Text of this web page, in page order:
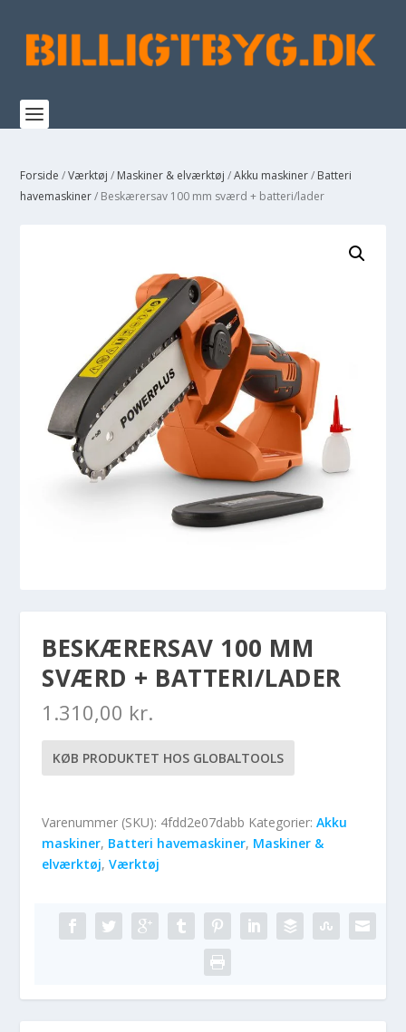
Forside /Værktøj / Maskiner & elværktøj /Akku maskiner/ Batteri
havemaskiner/ Beskærersav 100 mm sværd + batteri/lader
BESKÆRERSAV 100 MM
SVÆRD + BATTERI/LADER
1.310,00 kr.
KØB PRODUKTET HOS GLOBALTOOLS
Varenummer (SKU): 4fdd2e07dabb Kategorier:Akku
maskiner, Batteri havemaskiner, Maskiner &
elværktøj,Værktøj